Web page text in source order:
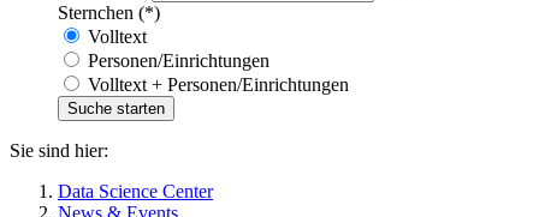
Sternchen (*)
Volltext
Personen/Einrichtungen
Volltext + Personen/Einrichtungen
Sie sind hier:
Data Science Center
News & Events